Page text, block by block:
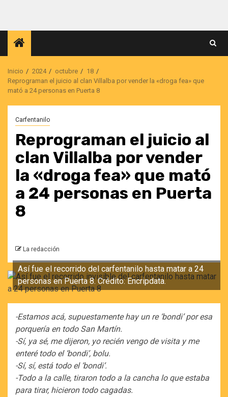
contenido
Inicio 2024 octubre
18
Reprograman el juicio al clan Villalba por vender la «droga fea» que
mató a 24 personas en Puerta 8
Carfentanilo
Reprograman el juicio al
clan Villalba por vender
la «droga fea» que mató
a 24 personas en Puerta
8
La redacción
Así fue el recorrido del carfentanilo hasta matar a 24
personas en Puerta 8. Crédito: Encripdata.
-Estamos acá, supuestamente hay un re ‘bondi’ por esa
porquería en todo San Martín.
-Sí, ya sé, me dijeron, yo recién vengo de visita y me
enteré todo el ‘bondi’, bolu.
-Sí, sí, está todo el ‘bondi’.
-Todo a la calle, tiraron todo a la cancha lo que estaba
para tirar, hicieron todo cagadas.